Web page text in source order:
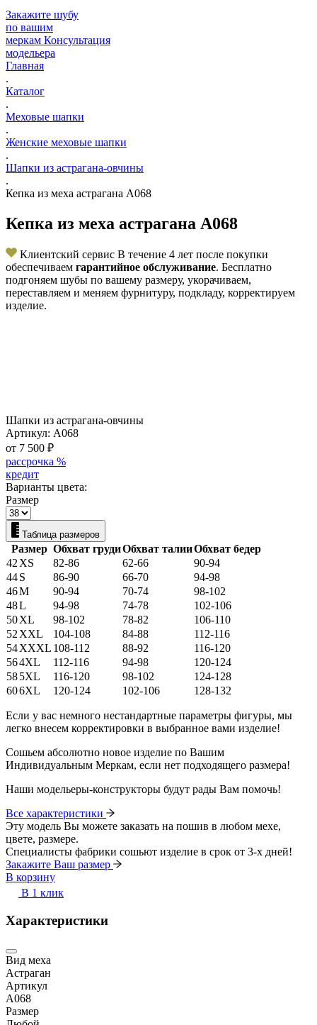
Закажите шубу
по вашим
меркам Консультация
модельера
Главная
.
Каталог
.
Меховые шапки
.
Женские меховые шапки
.
Шапки из астрагана-овчины
.
Кепка из меха астрагана А068
Кепка из меха астрагана А068
Клиентский сервис В течение 4 лет после покупки
обеспечиваем гарантийное обслуживание. Бесплатно
подгоняем шубы по вашему размеру, укорачиваем,
переставляем и меняем фурнитуру, подкладу, корректируем
изделие.
Шапки из астрагана-овчины
Артикул: А068
от 7 500 ₽
рассрочка %
кредит
Варианты цвета:
Размер
Таблица размеров
Размер Обхват грудиОбхват талииОбхват бедер
42 XS 82-86 62-66
90-94
44S 86-90 66-70
94-98
46M 90-94 70-74
98-102
48L 94-98 74-78
102-106
50XL 98-102 78-82
106-110
52 XXL 104-108 84-88
112-116
54XXXL 108-112 88-92
116-120
564XL 112-116 94-98
120-124
585XL 116-120 98-102
124-128
606XL 120-124 102-106 128-132
Если у вас немного нестандартные параметры фигуры, мы
легко внесем корректировки в выбранное вами изделие!
Сошьем абсолютно новое изделие по Вашим
Индивидуальным Меркам, если нет подходящего размера!
Наши модельеры-конструкторы будут рады Вам помочь!
Все характеристики
Эту модель Вы можете заказать на пошив в любом мехе,
цвете, размере.
Специалисты фабрики сошьют изделие в срок от 3-х дней!
Закажите Ваш размер
В корзину
В 1 клик
Характеристики
Вид меха
Астраган
Артикул
А068
Размер